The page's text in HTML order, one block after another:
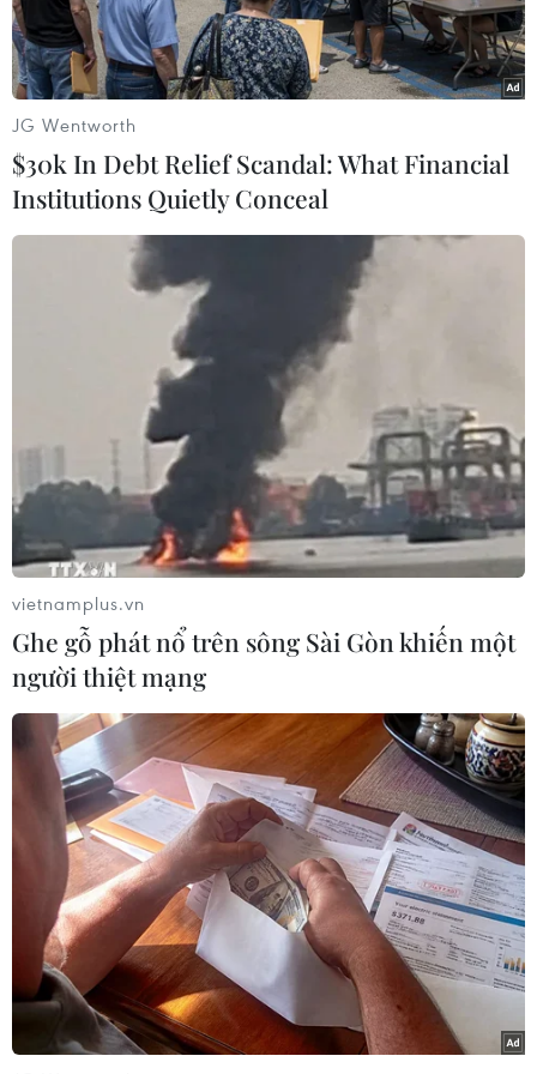
Bí thư Thành ủy Hà Nội Đinh Tiến Dũng. (Ảnh: Dương
Giang/TTXVN)
Ngày 25/12, Ban Chỉ đạo Thành ủy Hà Nội về
Phòng, Chống Tham nhũng, Tiêu cực (Ban Chỉ
đạo) tổ chức phiên họp cuối năm nhằm thảo
luận, cho ý kiến đối với 5 văn bản, báo cáo và
Chương trình Công tác Trọng tâm của Thường
trực Ban Chỉ đạo, Ban Chỉ đạo Thành ủy trong
năm 2024.
Phát biểu tại phiên họp, Ủy viên Bộ Chính trị, Bí
thư Thành ủy Đinh Tiến Dũng, Trưởng ban Chỉ
đạo, yêu cầu trong quý 1/2024 phải kết thúc điều
tra, giải quyết theo quy định pháp luật 40 vụ án,
vụ việc; đưa ra xét xử sơ thẩm 35 vụ án tham
nhũng.
Đó là, vụ án "Cố ý làm trái quy định của Nhà
nước về quản lý kinh tế gây hậu quả nghiêm
trọng” xảy ra tại Công ty cổ phần Coma 18 trong
quá trình thực hiện dự án VP6 Linh Đàm,
phường Hoàng Liệt, quận Hoàng Mai, Hà Nội;
vụ án “Vi phạm quy định về đấu thầu gây hậu
JG Wentworth
$30k In Debt Relief Scandal: What Financial
Institutions Quietly Conceal
vietnamplus.vn
Ghe gỗ phát nổ trên sông Sài Gòn khiến một
người thiệt mạng